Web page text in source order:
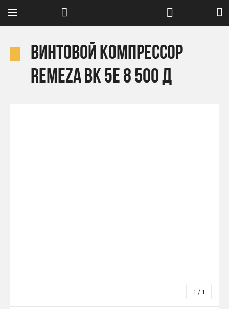
Винтовой компрессор
Remeza ВК 5E 8 500 Д
1 / 1